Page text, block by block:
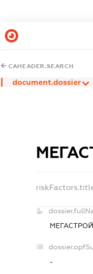
CAHEADER.SEARCH
document.dossier
-